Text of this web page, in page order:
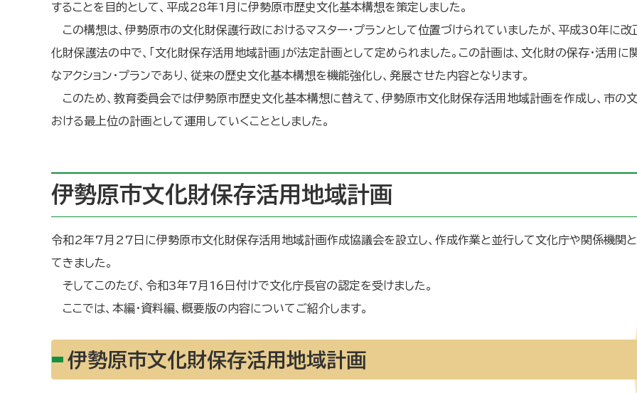
することを目的として、平成28年1月に伊勢原市歴史文化基本構想を策定しました。
この構想は、伊勢原市の文化財保護行政におけるマスター・プランとして位置づけられていましたが、平成30年に改
化財保護法の中で、「文化財保存活用地域計画」が法定計画として定められました。この計画は、文化財の保存・活用に
なアクション・プランであり、従来の歴史文化基本構想を機能強化し、発展させた内容となります。
このため、教育委員会では伊勢原市歴史文化基本構想に替えて、伊勢原市文化財保存活用地域計画を作成し、市の
おける最上位の計画として運用していくこととしました。
伊勢原市文化財保存活用地域計画
令和2年7月27日に伊勢原市文化財保存活用地域計画作成協議会を設立し、作成作業と並行して文化庁や関係機関
てきました。
そしてこのたび、令和3年7月16日付けで文化庁長官の認定を受けました。
ここでは、本編・資料編、概要版の内容についてご紹介します。
伊勢原市文化財保存活用地域計画